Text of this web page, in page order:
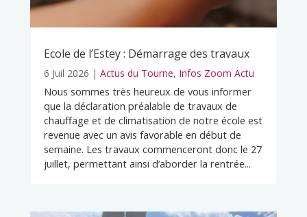
Ecole de l’Estey : Démarrage des travaux
6 Juil 2026 | Actus du Tourne, Infos Zoom Actu
Nous sommes très heureux de vous informer
que la déclaration préalable de travaux de
chauffage et de climatisation de notre école est
revenue avec un avis favorable en début de
semaine. Les travaux commenceront donc le 27
juillet, permettant ainsi d’aborder la rentrée...